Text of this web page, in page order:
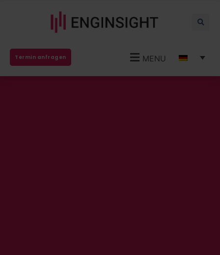
Termin anfragen MENU